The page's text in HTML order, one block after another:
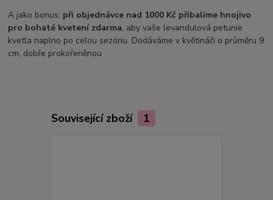
A jako bonus: při objednávce nad 1000 Kč přibalíme hnojivo
pro bohaté kvetení zdarma, aby vaše levandulová petunie
kvetla naplno po celou sezónu. Dodáváme v květináči o průměru 9
cm, dobře prokořeněnou
Související zboží 1